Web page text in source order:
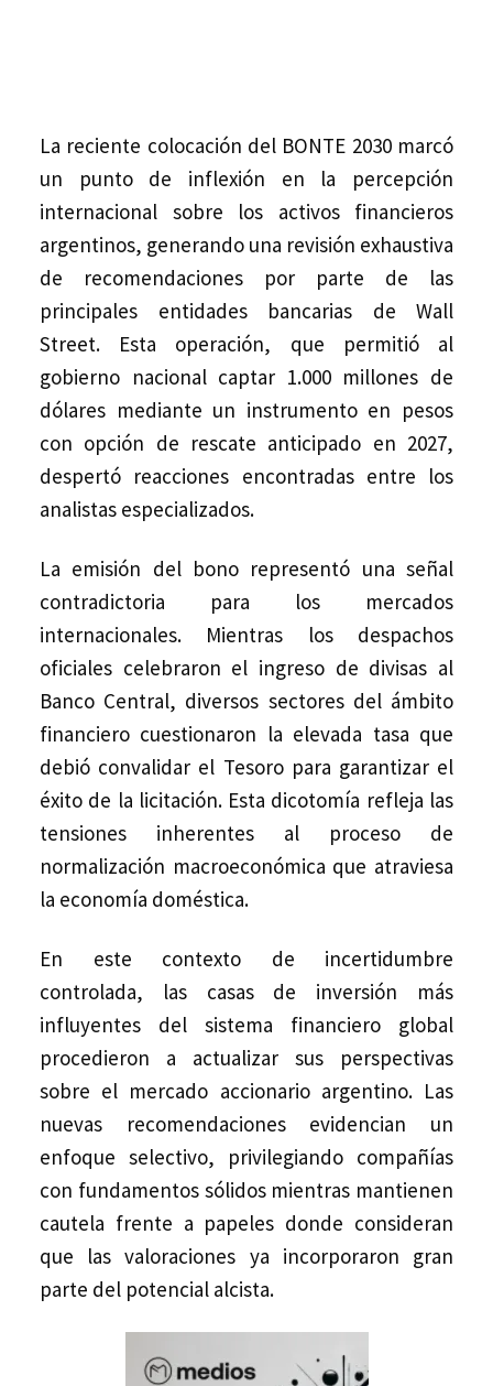
La reciente colocación del BONTE 2030 marcó
un punto de inflexión en la percepción
internacional sobre los activos financieros
argentinos, generando una revisión exhaustiva
de recomendaciones por parte de las
principales entidades bancarias de Wall
Street. Esta operación, que permitió al
gobierno nacional captar 1.000 millones de
dólares mediante un instrumento en pesos
con opción de rescate anticipado en 2027,
despertó reacciones encontradas entre los
analistas especializados.
La emisión del bono representó una señal
contradictoria para los mercados
internacionales. Mientras los despachos
oficiales celebraron el ingreso de divisas al
Banco Central, diversos sectores del ámbito
financiero cuestionaron la elevada tasa que
debió convalidar el Tesoro para garantizar el
éxito de la licitación. Esta dicotomía refleja las
tensiones inherentes al proceso de
normalización macroeconómica que atraviesa
la economía doméstica.
En este contexto de incertidumbre
controlada, las casas de inversión más
influyentes del sistema financiero global
procedieron a actualizar sus perspectivas
sobre el mercado accionario argentino. Las
nuevas recomendaciones evidencian un
enfoque selectivo, privilegiando compañías
con fundamentos sólidos mientras mantienen
cautela frente a papeles donde consideran
que las valoraciones ya incorporaron gran
parte del potencial alcista.